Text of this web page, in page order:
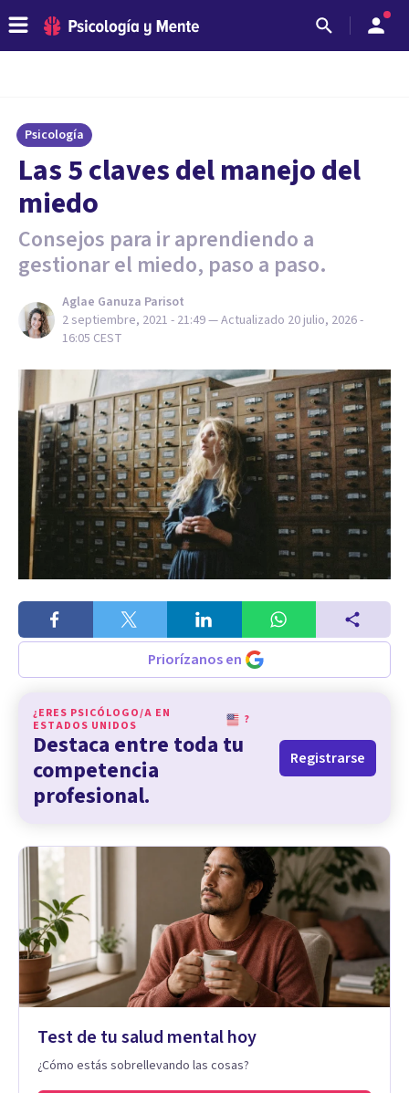
Psicología
Las 5 claves del manejo del
miedo
Consejos para ir aprendiendo a
gestionar el miedo, paso a paso.
Aglae Ganuza Parisot
2 septiembre, 2021 - 21:49— Actualizado 20 julio, 2026 -
16:05 CEST
Priorízanos en
¿ERES PSICÓLOGO/A EN
ESTADOS UNIDOS
?
Destaca entre toda tu
competencia
profesional.
Registrarse
Test de tu salud mental hoy
¿Cómo estás sobrellevando las cosas?